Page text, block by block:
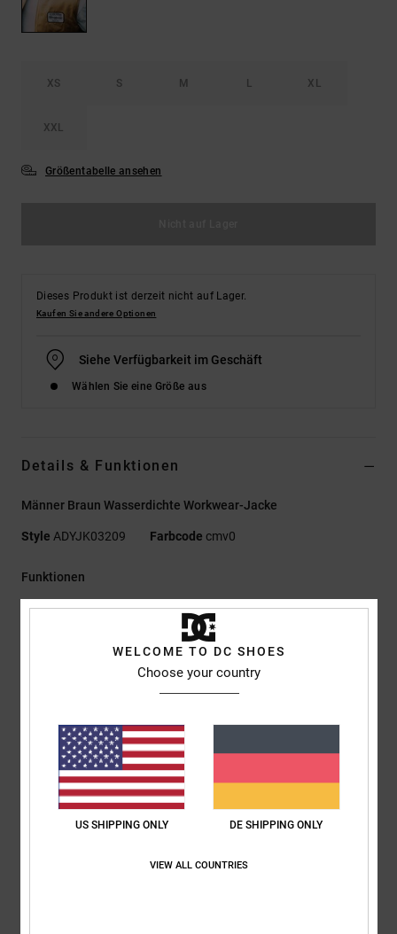
XS S M L XL
XXL
Größentabelle ansehen
Dieses Produkt ist derzeit nicht auf Lager.
Kaufen Sie andere Optionen
Siehe Verfügbarkeit im Geschäft
Wählen Sie eine Größe aus
Details & Funktionen
Männer Braun Wasserdichte Workwear-Jacke
Style ADYJK03209 Farbcode cmv0
Funktionen
Kollektion:Lineguide-Kollektion
Twill aus 60 % recyceltes Polyester, 40 %
Baumwolle [250 g/m2]
Wasserabweisend
Wasserfestigkeit:C0 Langlebige wasserabweisende [DWR]
Textilbeschichtung, die dich trocken hält und vor den Elementen
schützt
Passform:Boxy Fit
Hals:Rippstrick am Hals
WELCOME TO DC SHOES
Choose your country
US SHIPPING ONLY DE SHIPPING ONLY
VIEW ALL COUNTRIES